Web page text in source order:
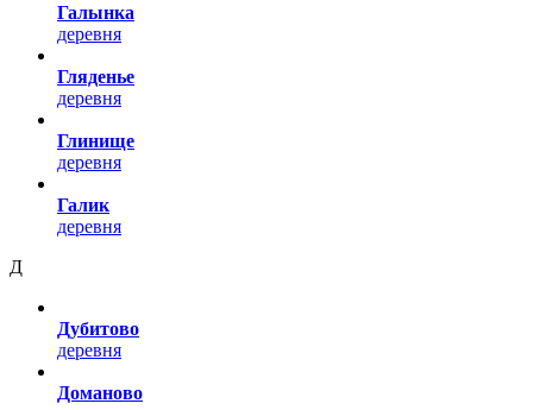
Галынка
деревня
Гляденье
деревня
Глинище
деревня
Галик
деревня
Д
Дубитово
деревня
Доманово